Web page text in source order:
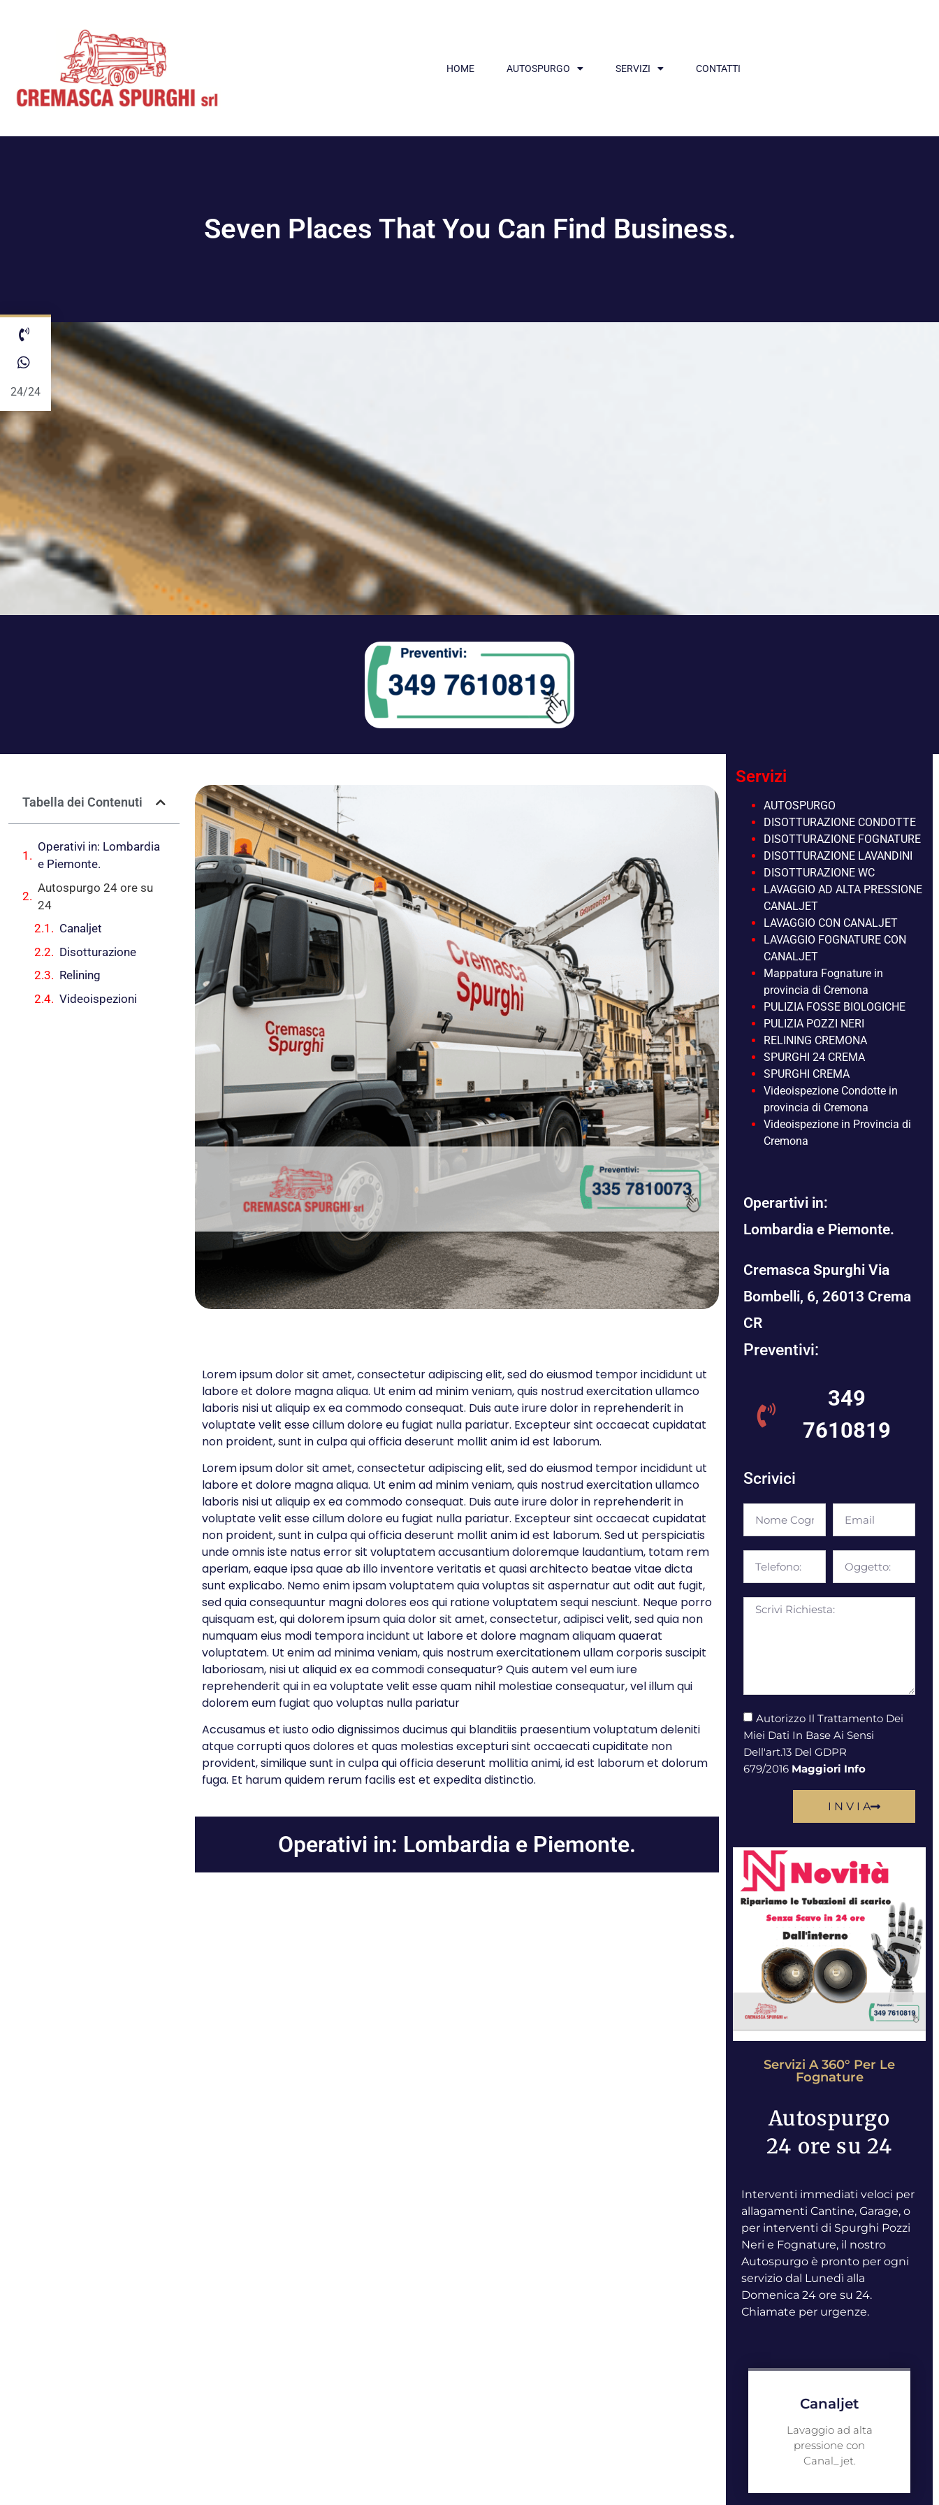
HOME AUTOSPURGO SERVIZI CONTATTI
Seven Places That You Can Find Business.
24/24
Tabella dei Contenuti
Operativi in: Lombardia
e Piemonte.
Autospurgo 24 ore su
24
Canaljet
Disotturazione
Relining
Videoispezioni
Lorem ipsum dolor sit amet, consectetur adipiscing elit, sed do eiusmod tempor incididunt ut
labore et dolore magna aliqua. Ut enim ad minim veniam, quis nostrud exercitation ullamco
laboris nisi ut aliquip ex ea commodo consequat. Duis aute irure dolor in reprehenderit in
voluptate velit esse cillum dolore eu fugiat nulla pariatur. Excepteur sint occaecat cupidatat
non proident, sunt in culpa qui officia deserunt mollit anim id est laborum.
Lorem ipsum dolor sit amet, consectetur adipiscing elit, sed do eiusmod tempor incididunt ut
labore et dolore magna aliqua. Ut enim ad minim veniam, quis nostrud exercitation ullamco
laboris nisi ut aliquip ex ea commodo consequat. Duis aute irure dolor in reprehenderit in
voluptate velit esse cillum dolore eu fugiat nulla pariatur. Excepteur sint occaecat cupidatat
non proident, sunt in culpa qui officia deserunt mollit anim id est laborum. Sed ut perspiciatis
unde omnis iste natus error sit voluptatem accusantium doloremque laudantium, totam rem
aperiam, eaque ipsa quae ab illo inventore veritatis et quasi architecto beatae vitae dicta
sunt explicabo. Nemo enim ipsam voluptatem quia voluptas sit aspernatur aut odit aut fugit,
sed quia consequuntur magni dolores eos qui ratione voluptatem sequi nesciunt. Neque porro
quisquam est, qui dolorem ipsum quia dolor sit amet, consectetur, adipisci velit, sed quia non
numquam eius modi tempora incidunt ut labore et dolore magnam aliquam quaerat
voluptatem. Ut enim ad minima veniam, quis nostrum exercitationem ullam corporis suscipit
laboriosam, nisi ut aliquid ex ea commodi consequatur? Quis autem vel eum iure
reprehenderit qui in ea voluptate velit esse quam nihil molestiae consequatur, vel illum qui
dolorem eum fugiat quo voluptas nulla pariatur
Accusamus et iusto odio dignissimos ducimus qui blanditiis praesentium voluptatum deleniti
atque corrupti quos dolores et quas molestias excepturi sint occaecati cupiditate non
provident, similique sunt in culpa qui officia deserunt mollitia animi, id est laborum et dolorum
fuga. Et harum quidem rerum facilis est et expedita distinctio.
Operativi in: Lombardia e Piemonte.
Servizi
AUTOSPURGO
DISOTTURAZIONE CONDOTTE
DISOTTURAZIONE FOGNATURE
DISOTTURAZIONE LAVANDINI
DISOTTURAZIONE WC
LAVAGGIO AD ALTA PRESSIONE
CANALJET
LAVAGGIO CON CANALJET
LAVAGGIO FOGNATURE CON
CANALJET
Mappatura Fognature in
provincia di Cremona
PULIZIA FOSSE BIOLOGICHE
PULIZIA POZZI NERI
RELINING CREMONA
SPURGHI 24 CREMA
SPURGHI CREMA
Videoispezione Condotte in
provincia di Cremona
Videoispezione in Provincia di
Cremona
Operartivi in:
Lombardia e Piemonte.
Cremasca Spurghi Via
Bombelli, 6, 26013 Crema
CR
Preventivi:
349
7610819
Scrivici
Autorizzo Il Trattamento Dei
Miei Dati In Base Ai Sensi
Dell'art.13 Del GDPR
679/2016 Maggiori Info
I N V I A
Servizi A 360° Per Le
Fognature
Autospurgo
24 ore su 24
Interventi immediati veloci per
allagamenti Cantine, Garage, o
per interventi di Spurghi Pozzi
Neri e Fognature, il nostro
Autospurgo è pronto per ogni
servizio dal Lunedì alla
Domenica 24 ore su 24.
Chiamate per urgenze.
Canaljet
Lavaggio ad alta
pressione con
Canal_jet.